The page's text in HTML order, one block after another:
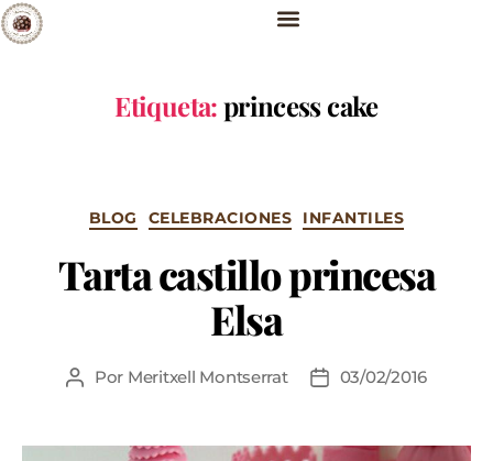
Etiqueta:princess cake
BLOG CELEBRACIONES INFANTILES
Tarta castillo princesa
Elsa
Por Meritxell Montserrat 03/02/2016